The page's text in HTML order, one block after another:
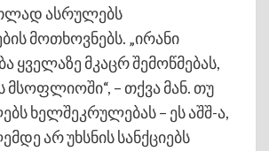
ასრულებს
მოთხოვნებს. „ირანი
ყველაზე მკაცრ შემოწმებას,
მსოფლიოში“, – თქვა მან. თუ
ხელშეკრულებას – ეს აშშ-ა,
არ უხსნის სანქციებს